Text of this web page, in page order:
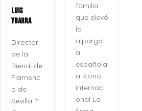
LUIS
YBARRA
Director
de la
Bienal de
Flamenc
o de
Sevilla: “
familia
que elevó
la
alpargat
a
española
a icono
internaci
onal La